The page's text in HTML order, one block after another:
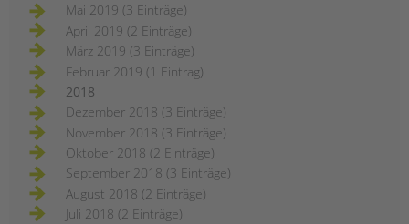
Mai 2019 (3 Einträge)
April 2019 (2 Einträge)
März 2019 (3 Einträge)
Februar 2019 (1 Eintrag)
2018
Dezember 2018 (3 Einträge)
November 2018 (3 Einträge)
Oktober 2018 (2 Einträge)
September 2018 (3 Einträge)
August 2018 (2 Einträge)
Juli 2018 (2 Einträge)